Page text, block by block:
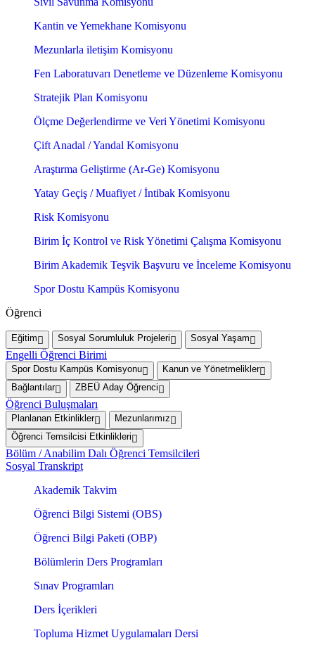
Kantin ve Yemekhane Komisyonu
Mezunlarla iletişim Komisyonu
Fen Laboratuvarı Denetleme ve Düzenleme Komisyonu
Stratejik Plan Komisyonu
Ölçme Değerlendirme ve Veri Yönetimi Komisyonu
Çift Anadal / Yandal Komisyonu
Araştırma Geliştirme (Ar-Ge) Komisyonu
Yatay Geçiş / Muafiyet / İntibak Komisyonu
Risk Komisyonu
Birim İç Kontrol ve Risk Yönetimi Çalışma Komisyonu
Birim Akademik Teşvik Başvuru ve İnceleme Komisyonu
Spor Dostu Kampüs Komisyonu
Öğrenci
Eğitim Sosyal Sorumluluk Projeleri Sosyal Yaşam
Engelli Öğrenci Birimi
Spor Dostu Kampüs Komisyonu
Kanun ve Yönetmelikler
Bağlantılar
ZBEÜ Aday Öğrenci
Öğrenci Buluşmaları
Planlanan Etkinlikler
Mezunlarımız
Öğrenci Temsilcisi Etkinlikleri
Bölüm / Anabilim Dalı Öğrenci Temsilcileri
Sosyal Transkript
Akademik Takvim
Öğrenci Bilgi Sistemi (OBS)
Öğrenci Bilgi Paketi (OBP)
Bölümlerin Ders Programları
Sınav Programları
Ders İçerikleri
Topluma Hizmet Uygulamaları Dersi